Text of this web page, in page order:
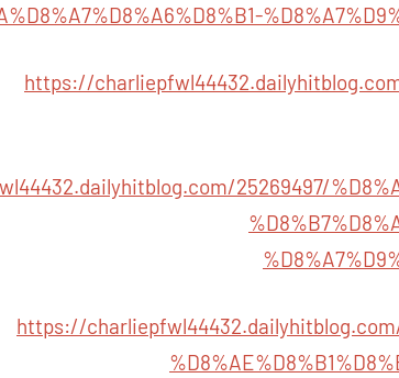
https://
25269497/
https://